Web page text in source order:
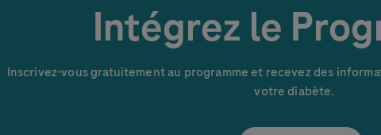
Intégrez le
Inscrivez-vous gratuitement au programme et recevez des
votre diabète.